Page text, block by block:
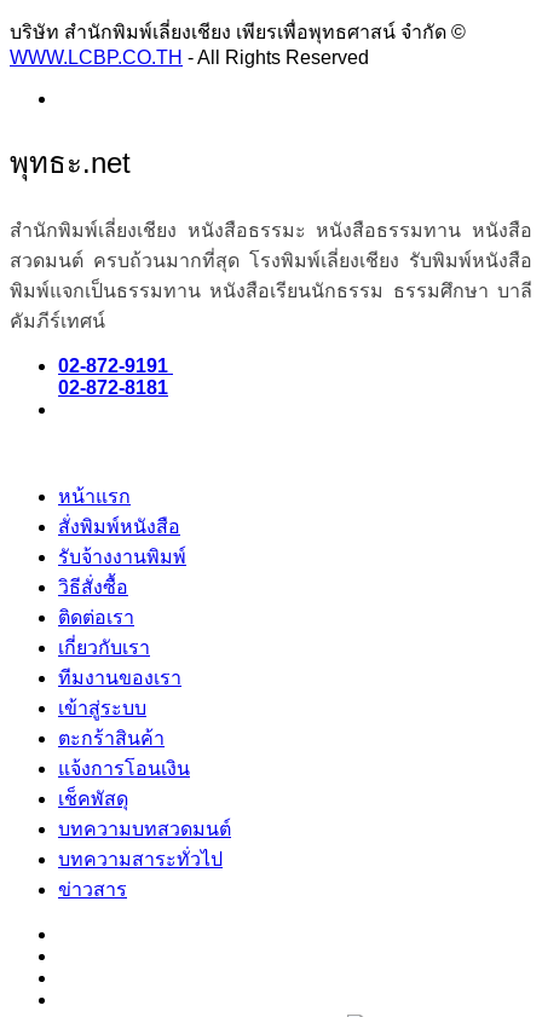
บริษัท สำนักพิมพ์เลี่ยงเชียง เพียรเพื่อพุทธศาสน์ จำกัด ©
WWW.LCBP.CO.TH - All Rights Reserved
พุทธะ.net
สำนักพิมพ์เลี่ยงเชียง หนังสือธรรมะ หนังสือธรรมทาน หนังสือ
สวดมนต์ ครบถ้วนมากที่สุด โรงพิมพ์เลี่ยงเชียง รับพิมพ์หนังสือ
พิมพ์แจกเป็นธรรมทาน หนังสือเรียนนักธรรม ธรรมศึกษา บาลี
คัมภีร์เทศน์
02-872-9191
02-872-8181
หน้าแรก
สั่งพิมพ์หนังสือ
รับจ้างงานพิมพ์
วิธีสั่งซื้อ
ติดต่อเรา
เกี่ยวกับเรา
ทีมงานของเรา
เข้าสู่ระบบ
ตะกร้าสินค้า
แจ้งการโอนเงิน
เช็คพัสดุ
บทความบทสวดมนต์
บทความสาระทั่วไป
ข่าวสาร